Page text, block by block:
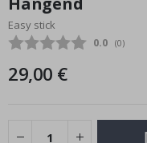
Bildgalerie
springen
Easy stick
0.0 (0)
29,00 €